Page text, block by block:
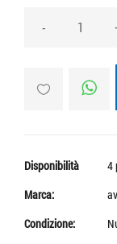
-
Disponibilità
4
Marca:
Condizione: